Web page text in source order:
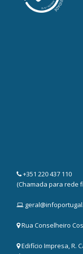
+351 220 437 110
(Chamada para rede
Rua Conselheiro
Edifício Impresa, R.